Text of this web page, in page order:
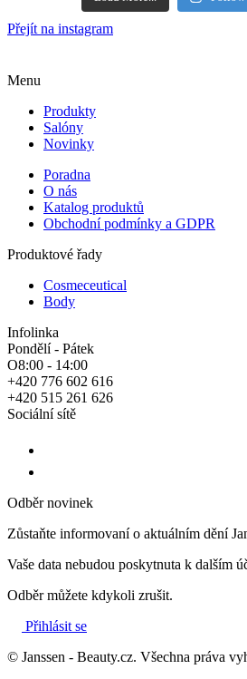
Přejít na instagram
Menu
Produkty
Salóny
Novinky
Poradna
O nás
Katalog produktů
Obchodní podmínky a GDPR
Produktové řady
Cosmeceutical
Body
Infolinka
Pondělí - Pátek
O8:00 - 14:00
+420 776 602 616
+420 515 261 626
Sociální sítě
Odběr novinek
Zůstaňte informovaní o aktuálním dění
Vaše data nebudou poskytnuta k dalším
Odběr můžete kdykoli zrušit.
Přihlásit se
© Janssen - Beauty.cz. Všechna práva